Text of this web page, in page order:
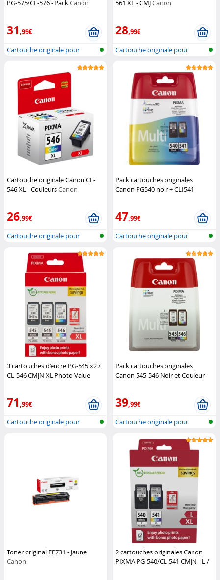
PG-575/CL-576 - PackCanon
31,99€
Cartouche originale pour
561 XL - CMJCanon
28,99€
Cartouche originale pour
Cartouche originale Canon CL-
546 XL - CouleursCanon
26,99€
Cartouche originale pour
Pack cartouches originales
Canon PG540 noir + CLI541
47,99€
Cartouche originale pour
3 cartouches d’encre PG-545 x2 /
CL-546 CMJN XL Photo Value
71,99€
Cartouche originale pour
Pack cartouches originales
Canon 545-546 Noir et Couleur -
39,99€
Cartouche originale pour
Toner original EP731 - Jaune
Canon
2 cartouches originales Canon
PIXMA PG-540/CL-541 CMJN - L /